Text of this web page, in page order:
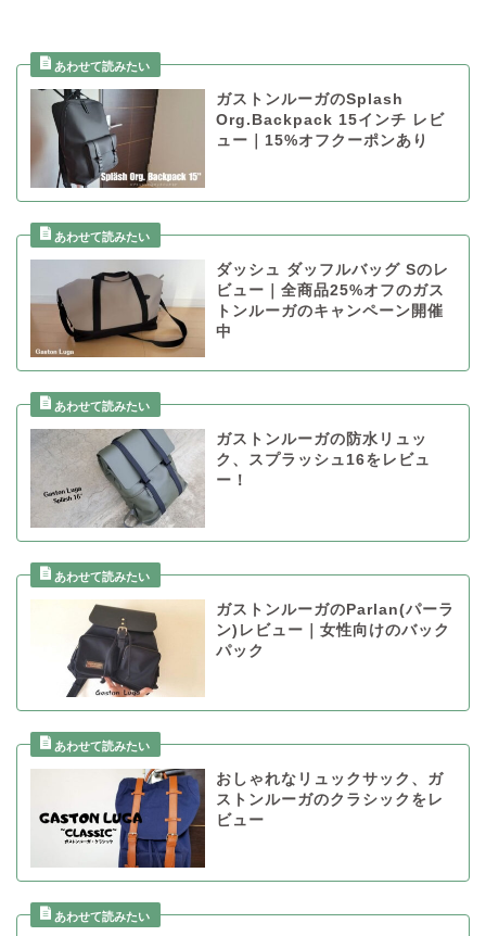
ガストンルーガのSplash
Org.Backpack 15インチ レビ
ュー｜15%オフクーポンあり
ダッシュ ダッフルバッグ Sのレ
ビュー｜全商品25%オフのガス
トンルーガのキャンペーン開催
中
ガストンルーガの防水リュッ
ク、スプラッシュ16をレビュ
ー！
ガストンルーガのParlan(パーラ
ン)レビュー｜女性向けのバック
パック
おしゃれなリュックサック、ガ
ストンルーガのクラシックをレ
ビュー